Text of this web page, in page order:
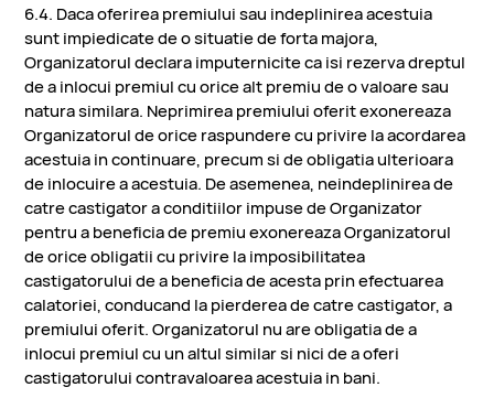
6.4. Daca oferirea premiului sau indeplinirea acestuia
sunt impiedicate de o situatie de forta majora,
Organizatorul declara imputernicite ca isi rezerva dreptul
de a inlocui premiul cu orice alt premiu de o valoare sau
natura similara. Neprimirea premiului oferit exonereaza
Organizatorul de orice raspundere cu privire la acordarea
acestuia in continuare, precum si de obligatia ulterioara
de inlocuire a acestuia. De asemenea, neindeplinirea de
catre castigator a conditiilor impuse de Organizator
pentru a beneficia de premiu exonereaza Organizatorul
de orice obligatii cu privire la imposibilitatea
castigatorului de a beneficia de acesta prin efectuarea
calatoriei, conducand la pierderea de catre castigator, a
premiului oferit. Organizatorul nu are obligatia de a
inlocui premiul cu un altul similar si nici de a oferi
castigatorului contravaloarea acestuia in bani.